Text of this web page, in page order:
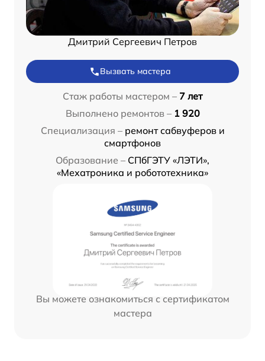
Дмитрий Сергеевич Петров
Вызвать мастера
Стаж работы мастером – 7 лет
Выполнено ремонтов – 1 920
Специализация – ремонт сабвуферов и
смартфонов
Образование – СПбГЭТУ «ЛЭТИ»,
«Мехатроника и робототехника»
Вы можете ознакомиться с сертификатом
мастера